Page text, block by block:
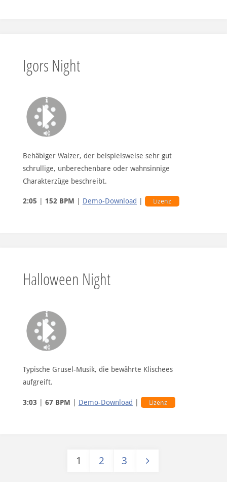
Igors Night
Behäbiger Walzer, der beispielsweise sehr gut
schrullige, unberechenbare oder wahnsinnige
Charakterzüge beschreibt.
2:05 152 BPM Demo-Download Lizenz
Halloween Night
Typische Grusel-Musik, die bewährte Klischees
aufgreift.
3:03 | 67 BPM | Demo-Download | Lizenz
1 2 3